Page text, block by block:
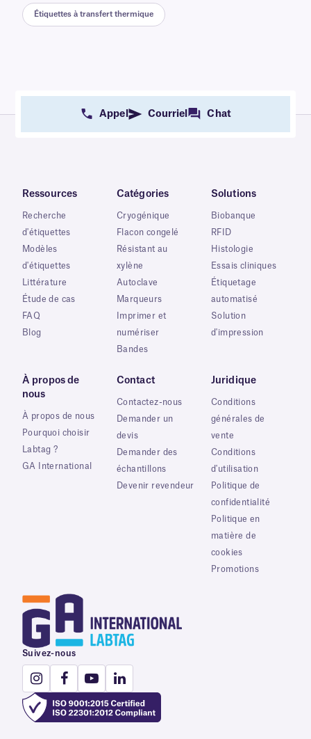
Étiquettes à transfert thermique
Appel Courriel Chat
Ressources
Recherche
d'étiquettes
Modèles
d'étiquettes
Littérature
Étude de cas
FAQ
Blog
Catégories
Cryogénique
Flacon congelé
Résistant au
xylène
Autoclave
Marqueurs
Imprimer et
numériser
Bandes
Solutions
Biobanque
RFID
Histologie
Essais cliniques
Étiquetage
automatisé
Solution
d'impression
À propos de
nous
À propos de nous
Pourquoi choisir
Labtag ?
GA International
Contact
Contactez-nous
Demander un
devis
Demander des
échantillons
Devenir revendeur
Juridique
Conditions
générales de
vente
Conditions
d'utilisation
Politique de
confidentialité
Politique en
matière de
cookies
Promotions
Suivez-nous